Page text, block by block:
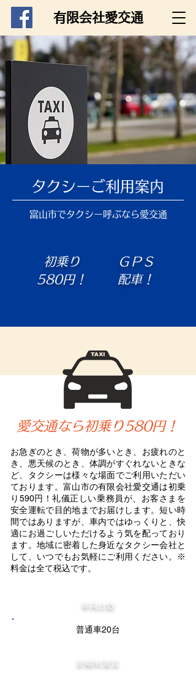
​有限会社愛交通
タクシーご利用案内
富山市でタクシー呼ぶなら愛交通
初乗り
580円！
ＧＰＳ
配車！
愛交通なら初乗り580円！
お急ぎのとき、荷物が多いとき、お疲れのと
き、悪天候のとき、体調がすぐれないときな
ど、タクシーは様々な場面でご利用いただい
ております。富山市の有限会社愛交通は初乗
り590円！礼儀正しい乗務員が、お客さまを
安全運転で目的地までお届けします。短い時
間ではありますが、車内ではゆっくりと、快
適にお過ごしいただけるよう気を配っており
ます。地域に密着した身近なタクシー会社と
して、いつでもお気軽にご利用ください。※
料金は全て税込です。
車両台数
普通車20台
距離制運賃